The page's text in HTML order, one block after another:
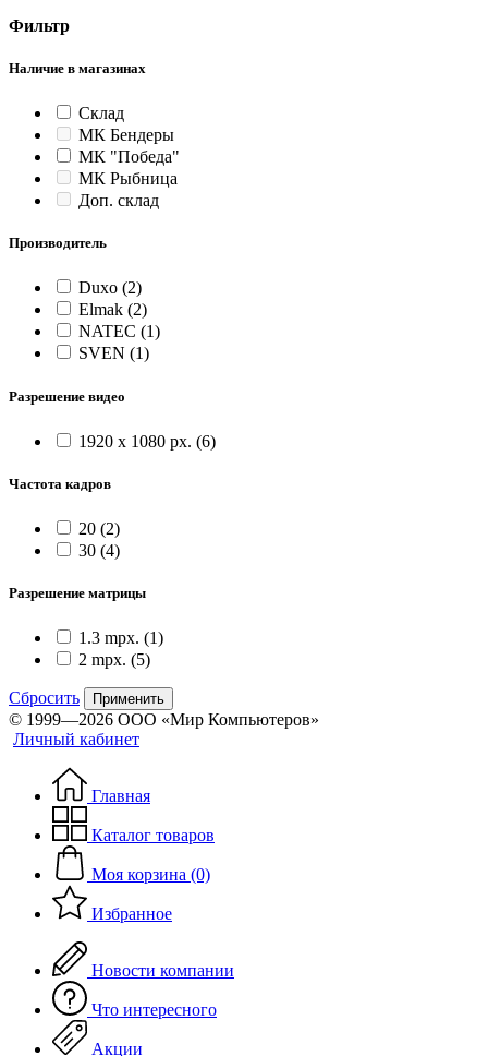
Фильтр
Наличие в магазинах
Склад
МК Бендеры
МК "Победа"
МК Рыбница
Доп. склад
Производитель
Duxo (2)
Elmak (2)
NATEC (1)
SVEN (1)
Разрешение видео
1920 x 1080 px. (6)
Частота кадров
20 (2)
30 (4)
Разрешение матрицы
1.3 mpx. (1)
2 mpx. (5)
Сбросить Применить
© 1999—2026 ООО «Мир Компьютеров»
Личный кабинет
Главная
Каталог товаров
Моя корзина (0)
Избранное
Новости компании
Что интересного
Акции